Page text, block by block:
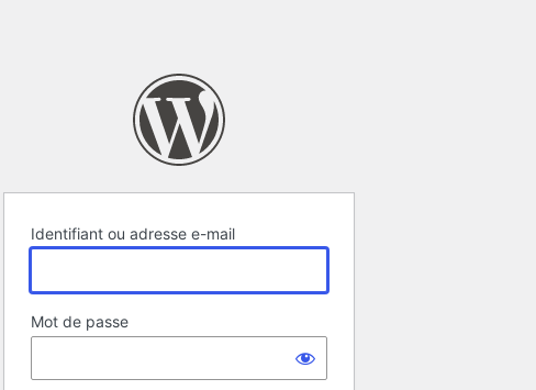
Identifiant ou adresse e-mail
Mot de passe